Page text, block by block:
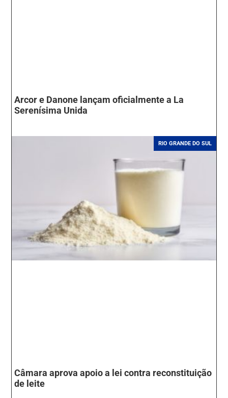
Arcor e Danone lançam oficialmente a La
Serenísima Unida
RIO GRANDE DO SUL
Câmara aprova apoio a lei contra reconstituição
de leite